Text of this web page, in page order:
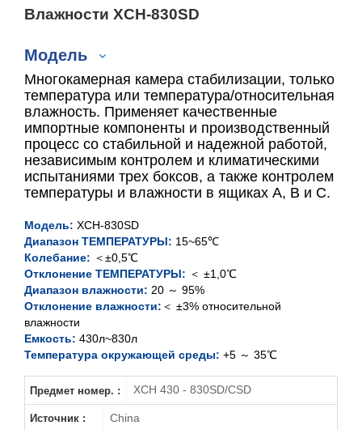
Влажности XCH-830SD
Модель
XCH-430SD
XCH-830SD
XCH-830CSD
Многокамерная камера стабилизации, только
температура или температура/относительная
влажность. Применяет качественные
импортные компоненты и производственный
процесс со стабильной и надежной работой,
независимым контролем и климатическими
испытаниями трех боксов, а также контролем
температуры и влажности в ящиках A, B и C.
Модель: XCH-830SD
Диапазон ТЕМПЕРАТУРЫ: 15~65℃
Колебание: ＜±0,5℃
Отклонение ТЕМПЕРАТУРЫ: ＜ ±1,0℃
Диапазон влажности: 20 ～ 95%
Отклонение влажности: ＜ ±3% относительной
влажности
Емкость: 430л~830л
Температура окружающей среды: +5 ～ 35℃
Предмет номер. : XCH 430 - 830SD/CSD
Источник : China